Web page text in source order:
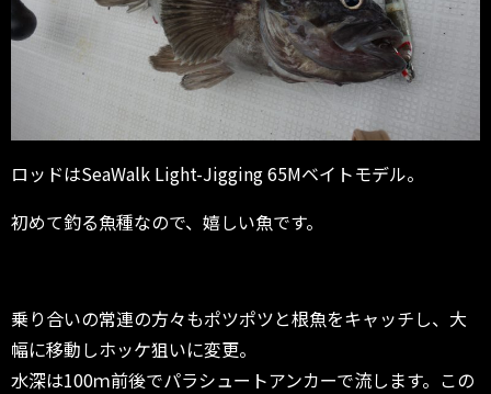
ロッドはSeaWalk Light-Jigging 65Mベイトモデル。
初めて釣る魚種なので、嬉しい魚です。
乗り合いの常連の方々もポツポツと根魚をキャッチし、大
幅に移動しホッケ狙いに変更。
水深は100ｍ前後でパラシュートアンカーで流します。この